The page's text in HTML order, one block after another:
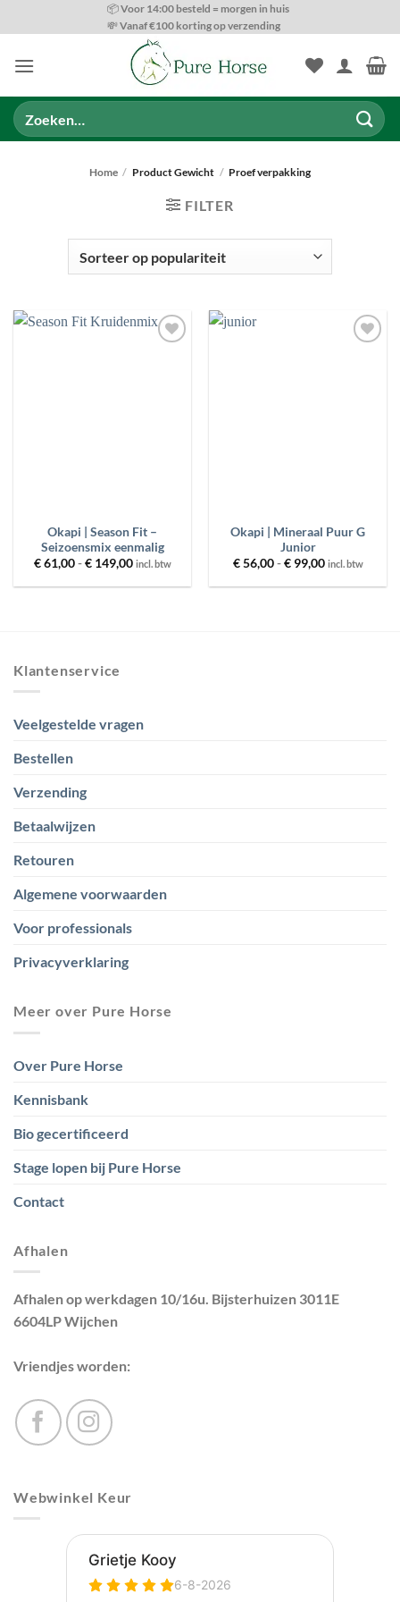
naar
📦 Voor 14:00 besteld = morgen in huis
💸 Vanaf €100 korting op verzending
Zoeken
naar:
Home / Product Gewicht / Proef verpakking
FILTER
FILTER RESET
Okapi | Season Fit –
Seizoensmix eenmalig
€61,00 - €149,00Prijsklasse:
tot
incl. btw
Okapi | Mineraal Puur G
Junior
€56,00 - €99,00Prijsklasse:
tot
incl. btw
Klantenservice
Veelgestelde vragen
Bestellen
Verzending
Betaalwijzen
Retouren
Algemene voorwaarden
Voor professionals
Privacyverklaring
Meer over Pure Horse
Over Pure Horse
Kennisbank
Bio gecertificeerd
Stage lopen bij Pure Horse
Contact
Afhalen
Afhalen op werkdagen 10/16u. Bijsterhuizen 3011E
6604LP Wijchen
Vriendjes worden:
Webwinkel Keur